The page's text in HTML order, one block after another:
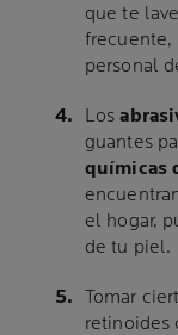
que te
frecuente,
personal
Los
guantes
químicas
el hogar,
de tu piel.
Tomar
retinoides